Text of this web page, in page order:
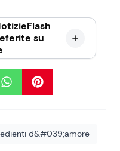
su
d&#039;amore